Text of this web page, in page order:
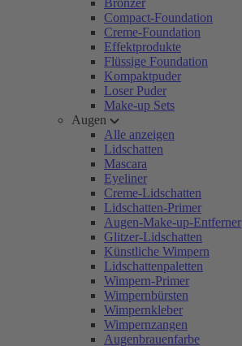
Bronzer
Compact-Foundation
Creme-Foundation
Effektprodukte
Flüssige Foundation
Kompaktpuder
Loser Puder
Make-up Sets
Augen
Alle anzeigen
Lidschatten
Mascara
Eyeliner
Creme-Lidschatten
Lidschatten-Primer
Augen-Make-up-Entferner
Glitzer-Lidschatten
Künstliche Wimpern
Lidschattenpaletten
Wimpern-Primer
Wimpernbürsten
Wimpernkleber
Wimpernzangen
Augenbrauenfarbe